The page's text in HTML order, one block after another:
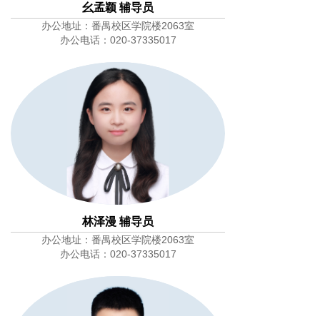
幺孟颖 辅导员
办公地址：番禺校区学院楼2063室
办公电话：020-37335017
林泽漫 辅导员
办公地址：番禺校区学院楼2063室
办公电话：020-37335017